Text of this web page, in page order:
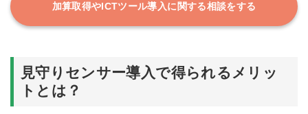
加算取得やICTツール導入に関する相談をする
見守りセンサー導入で得られるメリッ
トとは？